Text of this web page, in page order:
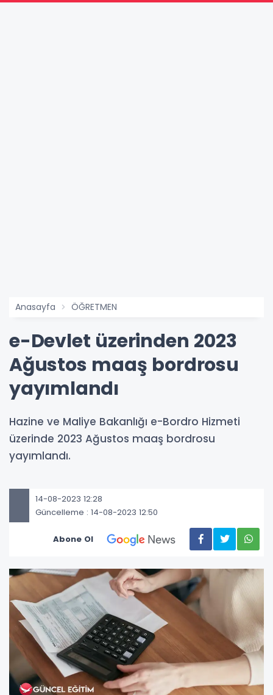
Anasayfa ÖĞRETMEN
e-Devlet üzerinden 2023
Ağustos maaş bordrosu
yayımlandı
Hazine ve Maliye Bakanlığı e-Bordro Hizmeti
üzerinde 2023 Ağustos maaş bordrosu
yayımlandı.
14-08-2023 12:28
Güncelleme : 14-08-2023 12:50
Abone Ol